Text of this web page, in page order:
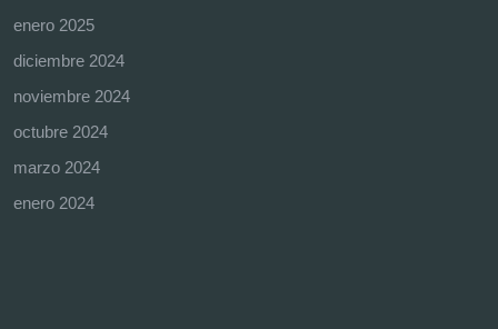
enero 2025
diciembre 2024
noviembre 2024
octubre 2024
marzo 2024
enero 2024